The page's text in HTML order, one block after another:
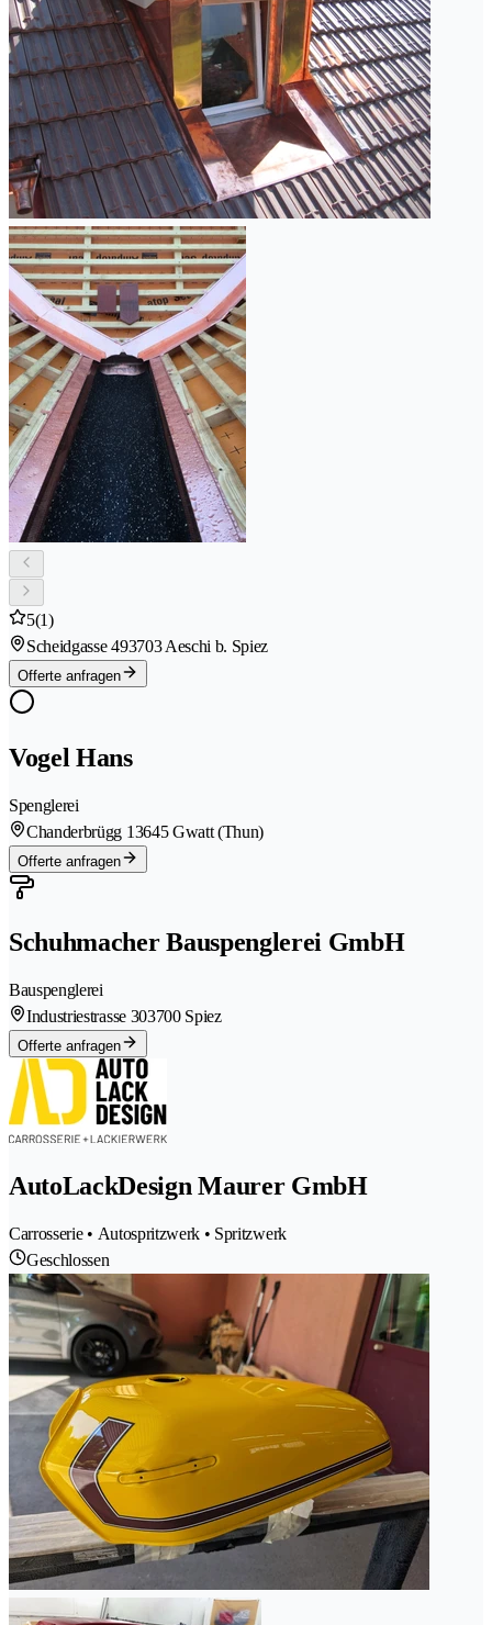
5(1)
Scheidgasse 493703 Aeschi b. Spiez
Offerte anfragen
Vogel Hans
Spenglerei
Chanderbrügg 13645 Gwatt (Thun)
Offerte anfragen
Schuhmacher Bauspenglerei GmbH
Bauspenglerei
Industriestrasse 303700 Spiez
Offerte anfragen
AutoLackDesign Maurer GmbH
Carrosserie • Autospritzwerk • Spritzwerk
Geschlossen